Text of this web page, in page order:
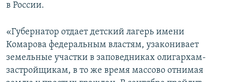
в России.
«Губернатор отдает детский лагерь имени
Комарова федеральным властям, узаконивает
земельные участки в заповедниках олигархам-
застройщикам, в то же время массово отнимая